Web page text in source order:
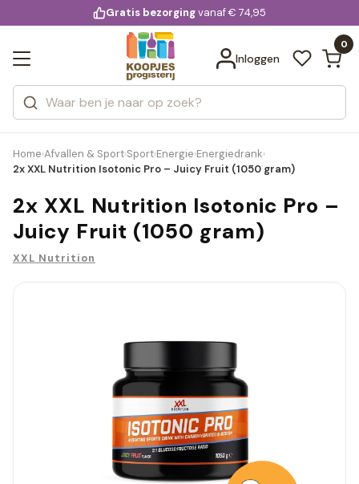
voor 20:00 uur besteld
Gratis bezorgingvanaf € 74,95
Inloggen
0
Zoeken
Categorieën
Merken
Bekijk alle resultaten
Home›Afvallen & Sport›Sport›Energie›Energiedrank›
2x XXL Nutrition Isotonic Pro – Juicy Fruit (1050 gram)
2x XXL Nutrition Isotonic Pro –
Juicy Fruit (1050 gram)
XXL Nutrition